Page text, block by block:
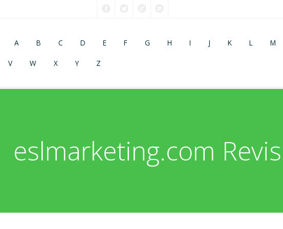
A B C D E F G H I J K L M
V W X Y Z
eslmarketing.com